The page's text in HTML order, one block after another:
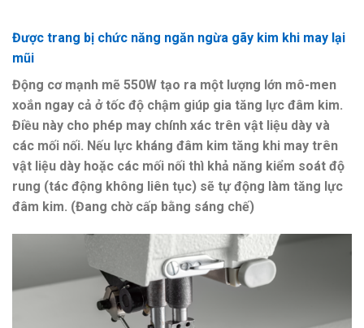
Được trang bị chức năng ngăn ngừa gãy kim khi may lại
mũi
Động cơ mạnh mẽ 550W tạo ra một lượng lớn mô-men
xoắn ngay cả ở tốc độ chậm giúp gia tăng lực đâm kim.
Điều này cho phép may chính xác trên vật liệu dày và
các mối nối. Nếu lực kháng đâm kim tăng khi may trên
vật liệu dày hoặc các mối nối thì khả năng kiểm soát độ
rung (tác động không liên tục) sẽ tự động làm tăng lực
đâm kim. (Đang chờ cấp bằng sáng chế)